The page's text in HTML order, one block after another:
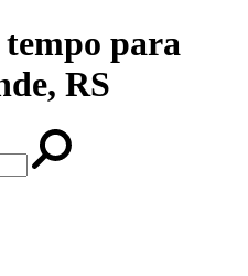
para
RS